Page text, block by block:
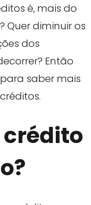
é, mais do
Quer diminuir os
dos
Então
saber mais
crédito